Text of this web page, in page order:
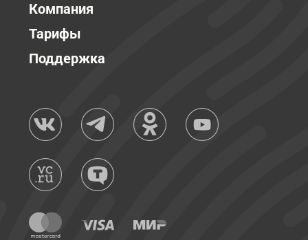
Компания
Тарифы
Поддержка